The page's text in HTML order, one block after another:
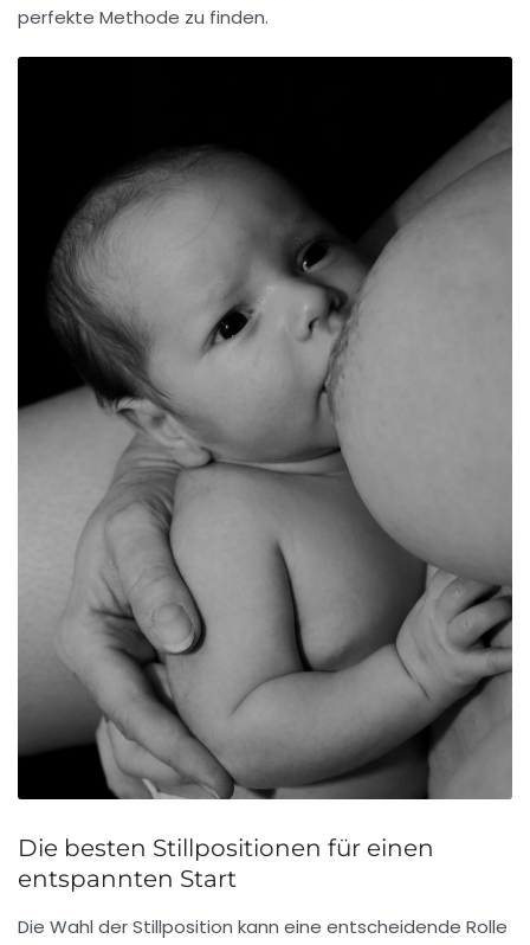
perfekte Methode zu finden.
Die besten Stillpositionen für einen
entspannten Start
Die Wahl derStillposition kann eine entscheidende Rolle